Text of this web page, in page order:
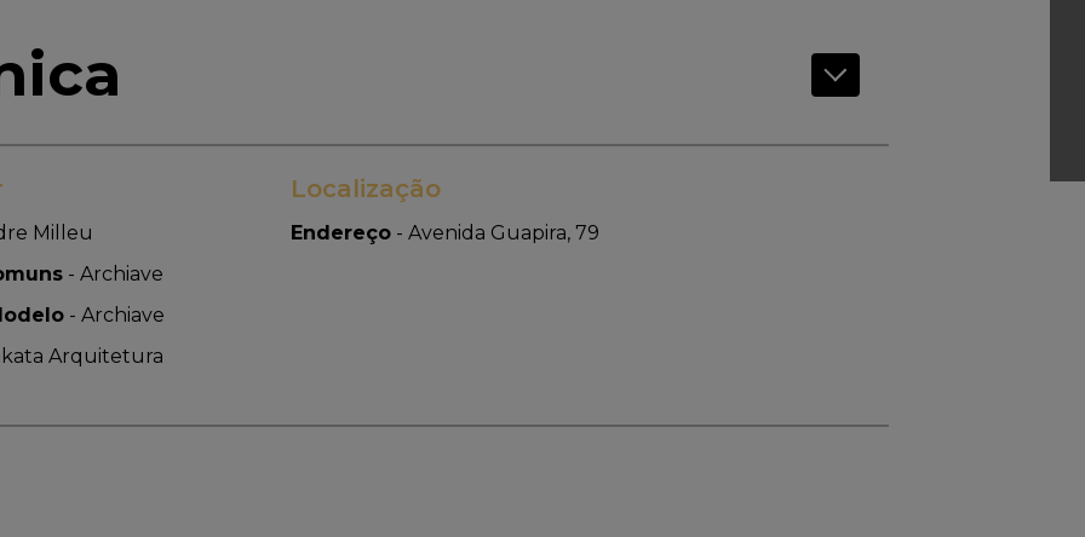
Milleu
- Archiave
- Archiave
Arquitetura
Localização
Endereço - Avenida Guapira, 79